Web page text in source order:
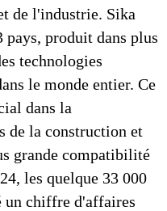
de l'industrie. Sika
pays, produit dans plus
technologies
le monde entier. Ce
dans la
de la construction et
grande compatibilité
les quelque 33 000
un chiffre d'affaires